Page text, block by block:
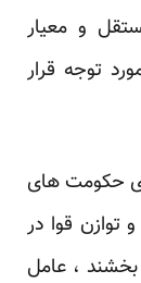
و معیار
توجه قرار
حکومت های
توازن قوا در
، عامل